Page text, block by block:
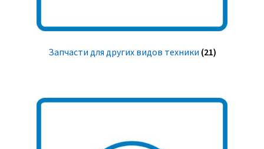
Запчасти для других видов техники (21)